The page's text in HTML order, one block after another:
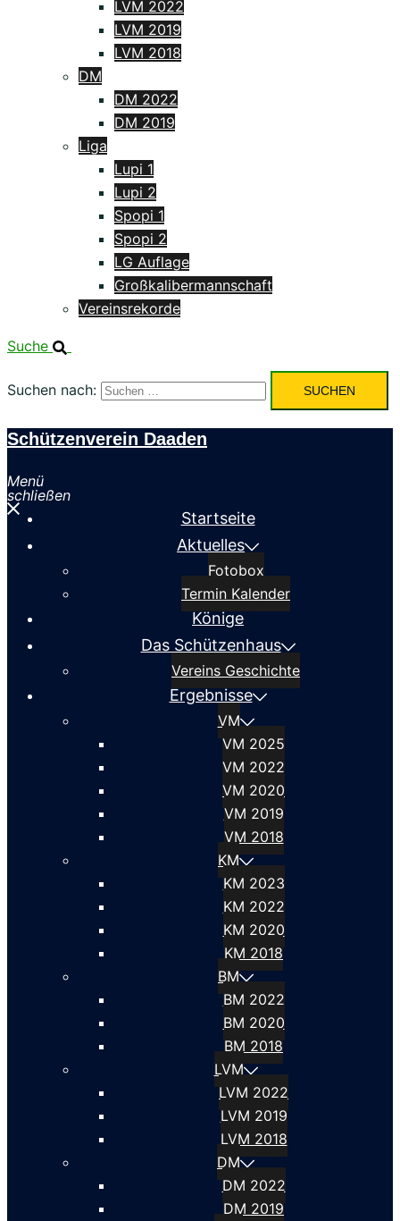
LVM 2022
LVM 2019
LVM 2018
DM
DM 2022
DM 2019
Liga
Lupi 1
Lupi 2
Spopi 1
Spopi 2
LG Auflage
Großkalibermannschaft
Vereinsrekorde
Suche
Suchen nach:
Schützenverein Daaden
Menü
schließen
Startseite
Aktuelles
Fotobox
Termin Kalender
Könige
Das Schützenhaus
Vereins Geschichte
Ergebnisse
VM
VM 2025
VM 2022
VM 2020
VM 2019
VM 2018
KM
KM 2023
KM 2022
KM 2020
KM 2018
BM
BM 2022
BM 2020
BM 2018
LVM
LVM 2022
LVM 2019
LVM 2018
DM
DM 2022
DM 2019